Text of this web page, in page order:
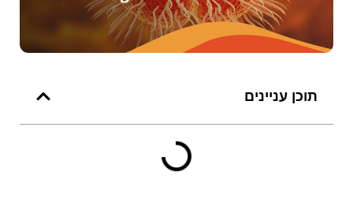
תוכן עניינים